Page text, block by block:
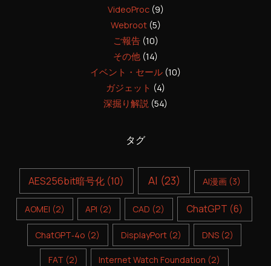
VideoProc(9)
Webroot(5)
ご報告(10)
その他 (14)
イベント・セール (10)
ガジェット (4)
深掘り解説 (54)
タグ
AES256bit暗号化 (10) AI (23) AI漫画 (3)
AOMEI (2) API (2) CAD (2) ChatGPT (6)
ChatGPT‑4o (2) DisplayPort(2) DNS(2)
FAT (2) Internet Watch Foundation (2)